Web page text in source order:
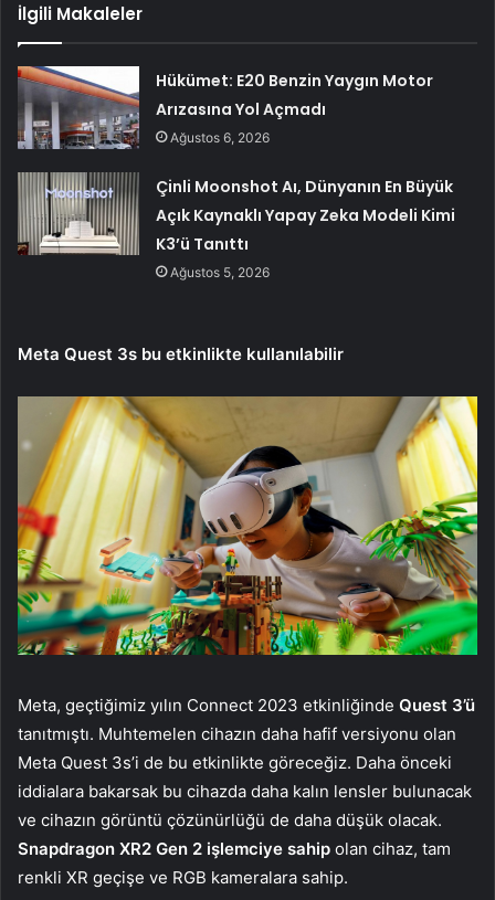
İlgili Makaleler
Hükümet: E20 Benzin Yaygın Motor
Arızasına Yol Açmadı
Ağustos 6, 2026
Çinli Moonshot Aı, Dünyanın En Büyük
Açık Kaynaklı Yapay Zeka Modeli Kimi
K3’ü Tanıttı
Ağustos 5, 2026
Meta Quest 3s bu etkinlikte kullanılabilir
Meta, geçtiğimiz yılın Connect 2023 etkinliğinde Quest 3’ü
tanıtmıştı. Muhtemelen cihazın daha hafif versiyonu olan
Meta Quest 3s’i de bu etkinlikte göreceğiz. Daha önceki
iddialara bakarsak bu cihazda daha kalın lensler bulunacak
ve cihazın görüntü çözünürlüğü de daha düşük olacak.
Snapdragon XR2 Gen 2 işlemciye sahip olan cihaz, tam
renkli XR geçişe ve RGB kameralara sahip.